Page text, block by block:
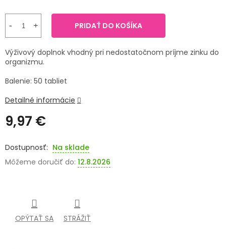
ZDRAVOTNÍCKE
PRÍRODNÉ
LIEKY
VETERINA
ZNAČKY
9,97 €
cena:
Na sklade
Môžeme doručiť do: 12.8.2026
PRIDAŤ DO KOŠÍKA
Výživový doplnok vhodný pri nedostatočnom príjme zinku do
organizmu.
Balenie: 50 tabliet
Detailné informácie
OPÝTAŤ SA STRÁŽIŤ